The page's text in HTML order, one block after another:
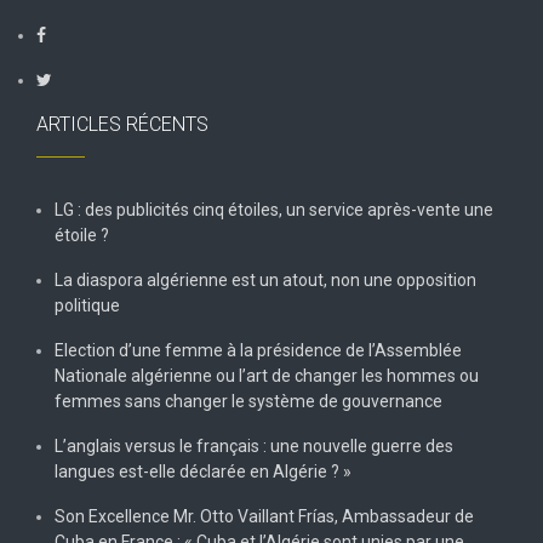
ARTICLES RÉCENTS
LG : des publicités cinq étoiles, un service après-vente une
étoile ?
La diaspora algérienne est un atout, non une opposition
politique
Election d’une femme à la présidence de l’Assemblée
Nationale algérienne ou l’art de changer les hommes ou
femmes sans changer le système de gouvernance
L’anglais versus le français : une nouvelle guerre des
langues est-elle déclarée en Algérie ? »
Son Excellence Mr. Otto Vaillant Frías, Ambassadeur de